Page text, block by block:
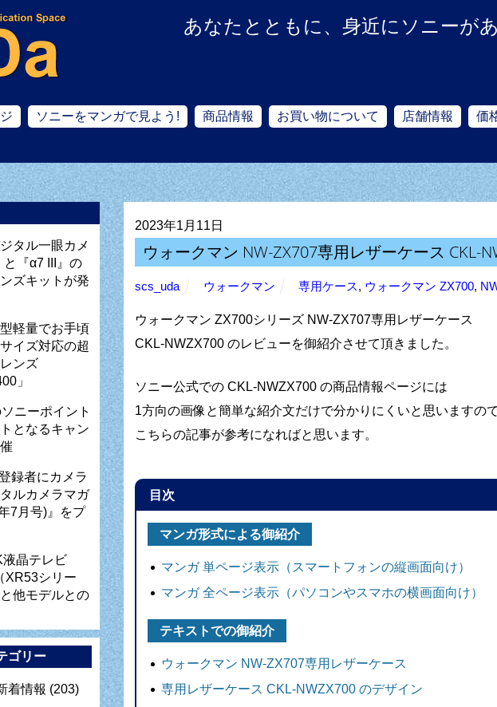
あなたとともに、身近にソニーが
ソニーをマンガで見よう! 商品情報 お買い物について 店舗情報 価
2023年1月11日
ウォークマン NW-ZX707専用レザーケース CKL-
scs_uda ウォークマン 専用ケース, ウォークマン ZX700,
ウォークマン ZX700シリーズ NW-ZX707専用レザーケース
CKL-NWZX700 のレビューを御紹介させて頂きました。
ソニー公式での CKL-NWZX700 の商品情報ページには
1方向の画像と簡単な紹介文だけで分かりにくいと思いますの
こちらの記事が参考になればと思います。
目次
マンガ形式による御紹介
マンガ 単ページ表示 （スマートフォンの縦画面向け）
マンガ 全ページ表示 （パソコンやスマホの横画面向け）
テキストでの御紹介
ウォークマン NW-ZX707専用レザーケース
専用レザーケース CKL-NWZX700 のデザイン
タル一眼カメ
と『α7 III』の
ズキットが発
軽量でお手頃
イズ対応の超
ンズ
」
ニーポイント
となるキャン
録者にカメラ
ルカメラマガ
7月号)』をプ
液晶テレビ
XR53シリー
他モデルとの
ゴリー
着情報 (203)